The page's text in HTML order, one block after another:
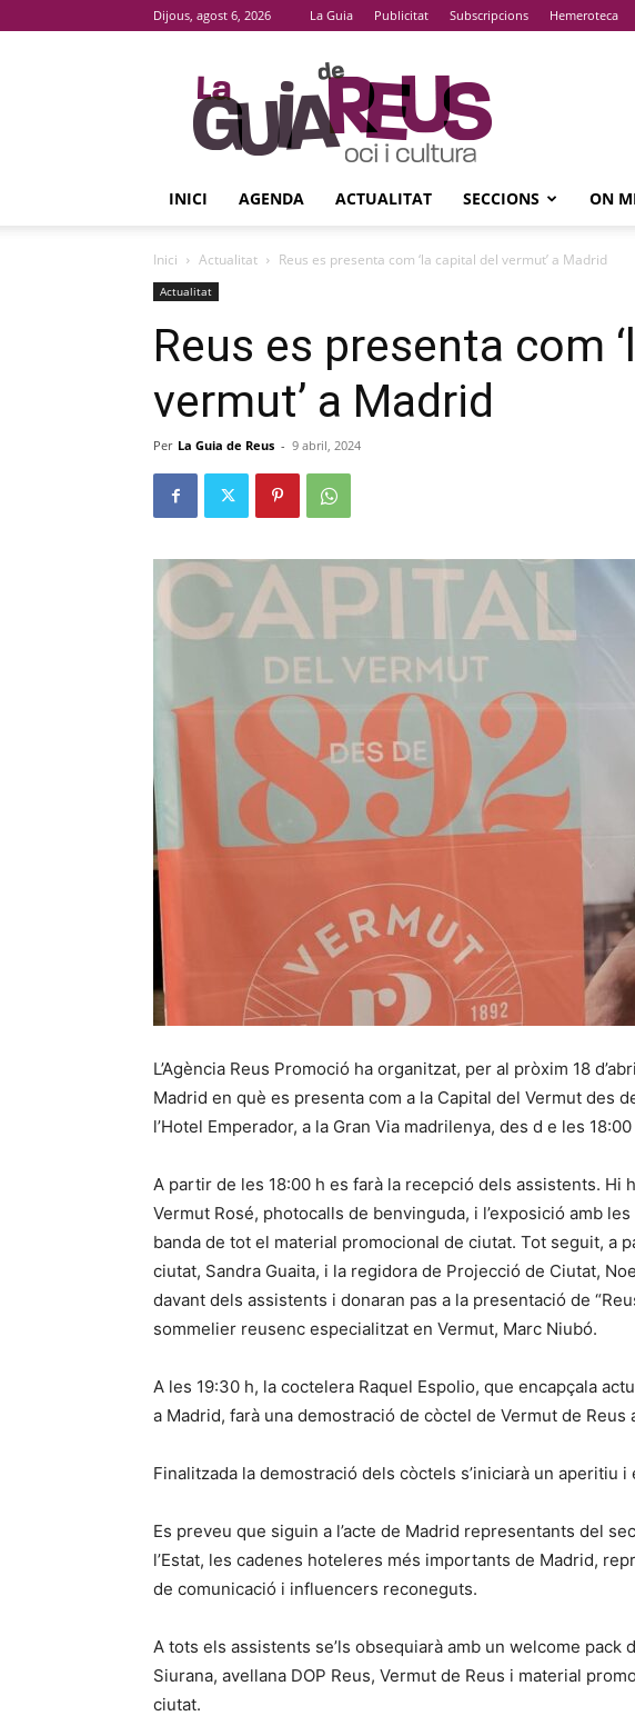
Dijous, agost 6, 2026 La Guia Publicitat Subscripcions Hemeroteca
La
Guia
De
Reus
INICI AGENDA ACTUALITAT SECCIONS ON
Inici Actualitat Reus es presenta com ‘la capital del vermut’ a Madrid
Actualitat
Reus es presenta com
vermut’ a Madrid
Per La Guia de Reus - 9 abril, 2024
L’Agència Reus Promoció ha organitzat, per al pròxim 18
Madrid en què es presenta com a la Capital del Vermut des
l’Hotel Emperador, a la Gran Via madrilenya, des d e les
A partir de les 18:00 h es farà la recepció dels assistents. Hi
Vermut Rosé, photocalls de benvinguda, i l’exposició amb
banda de tot el material promocional de ciutat. Tot seguit, a
ciutat, Sandra Guaita, i la regidora de Projecció de Ciutat,
davant dels assistents i donaran pas a la presentació de
sommelier reusenc especialitzat en Vermut, Marc Niubó.
A les 19:30 h, la coctelera Raquel Espolio, que encapçala
a Madrid, farà una demostració de còctel de Vermut de
Finalitzada la demostració dels còctels s’iniciarà un aperitiu
Es preveu que siguin a l’acte de Madrid representants del
l’Estat, les cadenes hoteleres més importants de Madrid,
de comunicació i influencers reconeguts.
A tots els assistents se’ls obsequiarà amb un welcome pack
Siurana, avellana DOP Reus, Vermut de Reus i material
ciutat.